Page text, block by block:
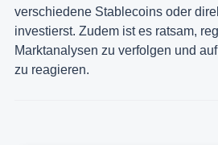
verschiedene Stablecoins oder
investierst. Zudem ist es ratsam,
Marktanalysen zu verfolgen und
zu reagieren.